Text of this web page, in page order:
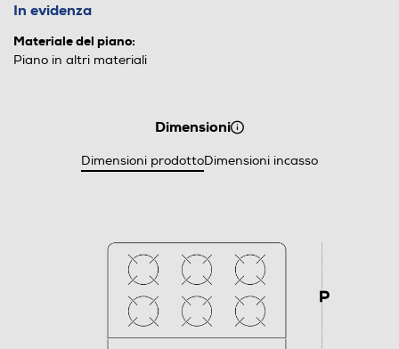
In evidenza
Materiale del piano:
Piano in altri materiali
Dimensioni
Dimensioni prodottoDimensioni incasso